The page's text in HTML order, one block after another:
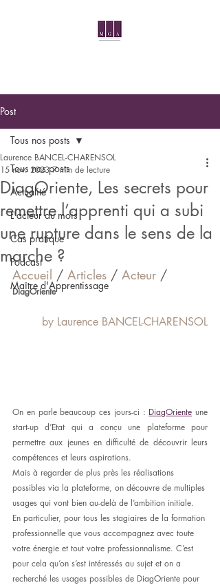
Post
Tous nos posts
Actualité
L'acteur du mois
Cas pratique
Podcast
Maître d'Apprentissage
Tous nos posts
DiagOriente, Les secrets pour
remettre l’apprenti qui a subi
une rupture dans le sens de la
marche ?
Laurence BANCEL-CHARENSOL
15 nov. 2023 7 min de lecture
Accueil / Articles / Acteur /
DiagOriente
by Laurence BANCEL-CHARENSOL
On en parle beaucoup ces jours-ci : DiagOriente une
start-up d’Etat qui a conçu une plateforme pour
permettre aux jeunes en difficulté de découvrir leurs
compétences et leurs aspirations.
Mais à regarder de plus près les réalisations
possibles via la plateforme, on découvre de multiples
usages qui vont bien au-delà de l’ambition initiale.
En particulier, pour tous les stagiaires de la formation
professionnelle que vous accompagnez avec toute
votre énergie et tout votre professionnalisme. C’est
pour cela qu’on s’est intéressés au sujet et on a
recherché les usages possibles de DiagOriente pour